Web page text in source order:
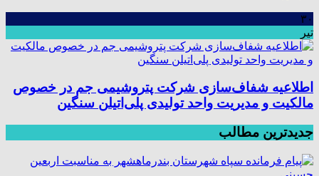
۳۰
تیر
اطلاعیه شفاف‌سازی شرکت پتروشیمی جم در خصوص
مالکیت و مدیریت واحد تولیدی پلی‌اتیلن سنگین
جدیدترین مطالب